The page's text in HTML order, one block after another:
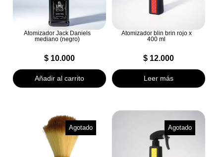
Atomizador Jack Daniels
mediano (negro)
$10.000
Añadir al carrito
Atomizador blin brin rojo x
400 ml
$12.000
Leer más
Agotado Agotado